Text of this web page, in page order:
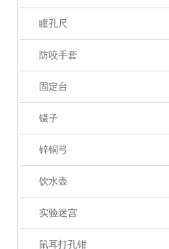
瞳孔尺
防咬手套
固定台
镊子
锌铜弓
饮水壶
实验迷宫
鼠耳打孔钳